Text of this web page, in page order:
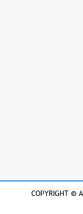
COPYRIGHT ©